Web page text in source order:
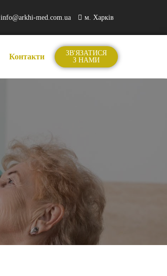
info@arkhi-med.com.ua м. Харків
Контакти
ЗВ'ЯЗАТИСЯ
З НАМИ